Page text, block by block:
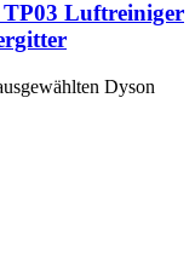
TP03 Luftreiniger
Dyson